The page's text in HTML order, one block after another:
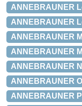
ANNEBRAUNER
ANNEBRAUNER
ANNEBRAUNER
ANNEBRAUNER
ANNEBRAUNER
ANNEBRAUNER
ANNEBRAUNER